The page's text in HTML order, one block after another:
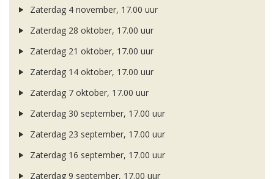
Zaterdag 4 november, 17.00 uur
Zaterdag 28 oktober, 17.00 uur
Zaterdag 21 oktober, 17.00 uur
Zaterdag 14 oktober, 17.00 uur
Zaterdag 7 oktober, 17.00 uur
Zaterdag 30 september, 17.00 uur
Zaterdag 23 september, 17.00 uur
Zaterdag 16 september, 17.00 uur
Zaterdag 9 september, 17.00 uur